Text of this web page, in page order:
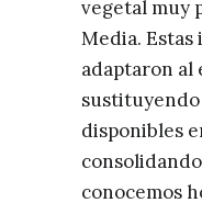
vegetal muy
Media. Estas
adaptaron al
disponibles
conocemos